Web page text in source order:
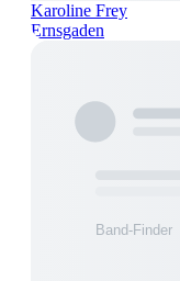
Karoline Frey
Ernsgaden